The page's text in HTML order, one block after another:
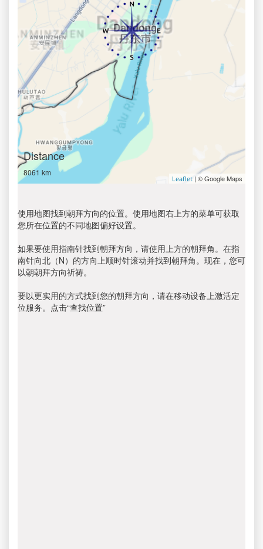
Distance
8061 km
Leaflet | © Google Maps
使用地图找到朝拜方向的位置。使用地图右上方的菜单可获取
您所在位置的不同地图偏好设置。
如果要使用指南针找到朝拜方向，请使用上方的朝拜角。在指
南针向北（N）的方向上顺时针滚动并找到朝拜角。现在，您可
以朝朝拜方向祈祷。
要以更实用的方式找到您的朝拜方向，请在移动设备上激活定
位服务。点击“查找位置”